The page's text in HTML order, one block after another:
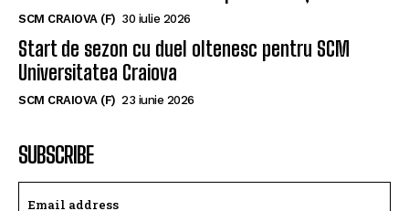
SCM CRAIOVA (F) 30 iulie 2026
Start de sezon cu duel oltenesc pentru SCM
Universitatea Craiova
SCM CRAIOVA (F) 23 iunie 2026
SUBSCRIBE